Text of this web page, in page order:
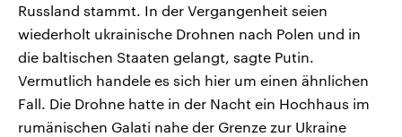
Russland stammt. In der Vergangenheit seien
wiederholt ukrainische Drohnen nach Polen und in
die baltischen Staaten gelangt, sagte Putin.
Vermutlich handele es sich hier um einen ähnlichen
Fall. Die Drohne hatte in der Nacht ein Hochhaus im
rumänischen Galati nahe der Grenze zur Ukraine